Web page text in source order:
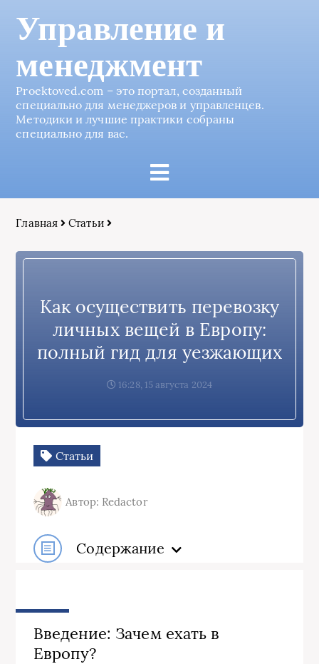
Управление и
менеджмент
Proektoved.com – это портал, созданный
специально для менеджеров и управленцев.
Методики и лучшие практики собраны
специально для вас.
Главная Статьи
Как осуществить перевозку
личных вещей в Европу:
полный гид для уезжающих
16:28, 15 августа 2024
Статьи
Автор: Redactor
Содержание
Введение: Зачем ехать в
Европу?